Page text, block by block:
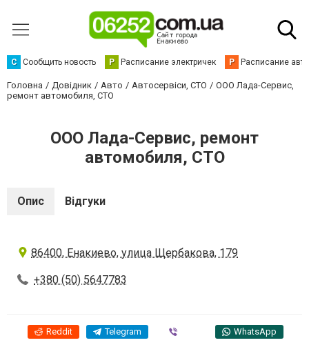
С Сообщить новость Р Расписание электричек Р Расписание
Головна Довідник Авто Автосервіси, СТО
ООО Лада-Сервис,
ремонт автомобиля, СТО
ООО Лада-Сервис, ремонт
автомобиля, СТО
Опис Відгуки
86400, Енакиево, улица Щербакова, 179
+380 (50) 5647783
Reddit Telegram WhatsApp